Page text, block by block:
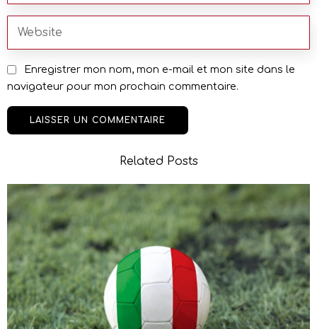
Enregistrer mon nom, mon e-mail et mon site dans le
navigateur pour mon prochain commentaire.
Related Posts